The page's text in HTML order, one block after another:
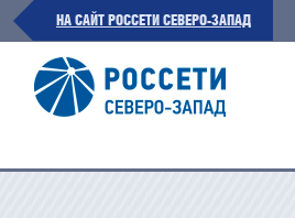
НА САЙТ РОССЕТИ СЕВЕРО-ЗАПАД